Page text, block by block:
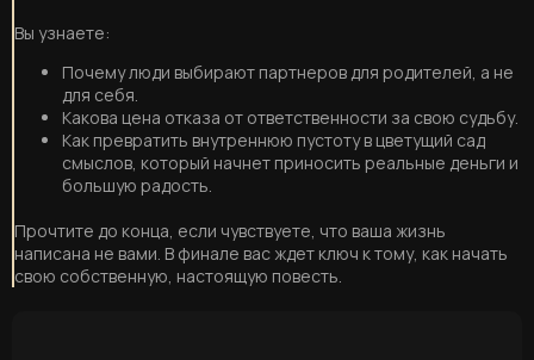
Вы узнаете:
Почему люди выбирают партнеров для родителей, а не
для себя.
Какова цена отказа от ответственности за свою судьбу.
Как превратить внутреннюю пустоту в цветущий сад
смыслов, который начнет приносить реальные деньги и
большую радость.
Прочтите до конца, если чувствуете, что ваша жизнь
написана не вами. В финале вас ждет ключ к тому, как начать
свою собственную, настоящую повесть.